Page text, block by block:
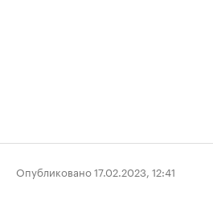
Опубликовано 17.02.2023, 12:41